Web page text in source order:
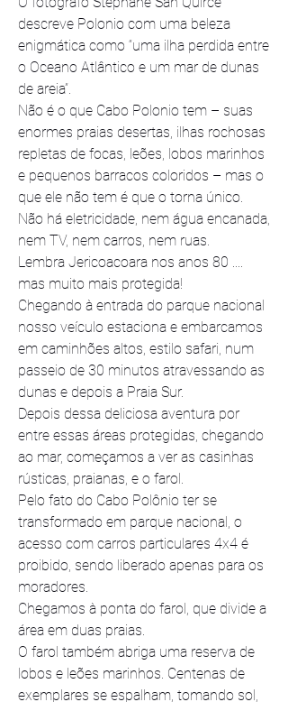
descreve Polonio com uma beleza
enigmática como “uma ilha perdida entre
o Oceano Atlântico e um mar de dunas
de areia”.
Não é o que Cabo Polonio tem – suas
enormes praias desertas, ilhas rochosas
repletas de focas, leões, lobos marinhos
e pequenos barracos coloridos – mas o
que ele não tem é que o torna único.
Não há eletricidade, nem água encanada,
nem TV, nem carros, nem ruas.
Lembra Jericoacoara nos anos 80 ....
mas muito mais protegida!
Chegando à entrada do parque nacional
nosso veículo estaciona e embarcamos
em caminhões altos, estilo safari, num
passeio de 30 minutos atravessando as
dunas e depois a Praia Sur.
Depois dessa deliciosa aventura por
entre essas áreas protegidas, chegando
ao mar, começamos a ver as casinhas
rústicas, praianas, e o farol.
Pelo fato do Cabo Polônio ter se
transformado em parque nacional, o
acesso com carros particulares 4x4 é
proibido, sendo liberado apenas para os
moradores.
Chegamos à ponta do farol, que divide a
área em duas praias.
O farol também abriga uma reserva de
lobos e leões marinhos. Centenas de
exemplares se espalham, tomando sol,